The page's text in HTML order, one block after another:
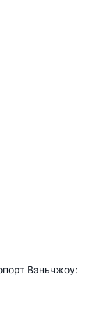
Вэньчжоу: